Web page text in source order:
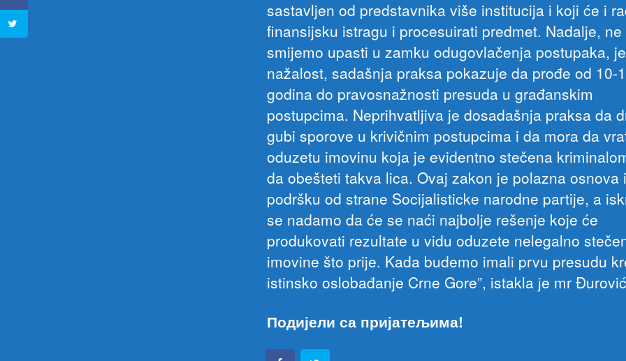
sastavljen od predstavnika više institucija i koji će i
finansijsku istragu i procesuirati predmet. Nadalje, ne
smijemo upasti u zamku odugovlačenja postupaka,
nažalost, sadašnja praksa pokazuje da prođe od 10-
godina do pravosnažnosti presuda u građanskim
postupcima. Neprihvatljiva je dosadašnja praksa da
gubi sporove u krivičnim postupcima i da mora da
oduzetu imovinu koja je evidentno stečena
da obešteti takva lica. Ovaj zakon je polazna osnova
podršku od strane Socijalisticke narodne partije, a
se nadamo da će se naći najbolje rešenje koje će
produkovati rezultate u vidu oduzete nelegalno
imovine što prije. Kada budemo imali prvu presudu
istinsko oslobađanje Crne Gore”, istakla je mr
Подијели са пријатељима!